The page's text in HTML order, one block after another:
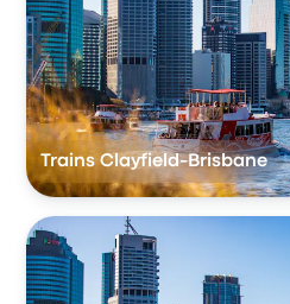
Trains Clayfield-Brisbane